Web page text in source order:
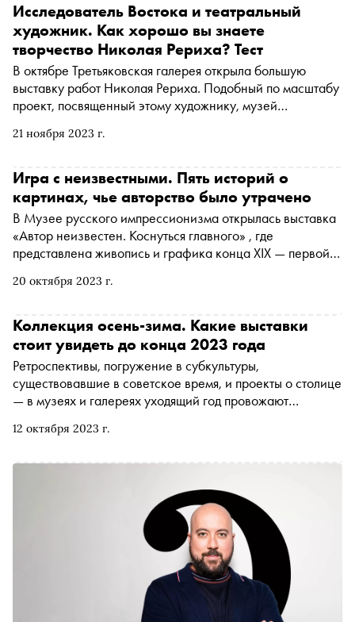
21 ноября 2023 г.
Исследователь Востока и театральный
художник. Как хорошо вы знаете
творчество Николая Рериха? Тест
В октябре Третьяковская галерея открыла большую
выставку работ Николая Рериха. Подобный по масштабу
проект, посвященный этому художнику, музей
раз включили не только художественные произведения
других работ, — но и документальные материалы.
Выставка охватывает все периоды жизни мастера.
«Сноб» собрал малоизвестные факты о наследии
великого живописца и предлагает проверить, насколько
хорошо вы знаете его творчество
20 октября 2023 г.
Игра с неизвестными. Пять историй о
картинах, чье авторство было утрачено
В Музее русского импрессионизма открылась выставка
«Автор неизвестен. Коснуться главного» , где
представлена живопись и графика конца XIX — первой
разным причинам не было установлено или открылось
самых любопытных историй из каталога выставки,
которые могли бы послужить сюжетом для детективного
фильма
12 октября 2023 г.
Коллекция осень-зима. Какие выставки
стоит увидеть до конца 2023 года
Ретроспективы, погружение в субкультуры,
существовавшие в советское время, и проекты о столице
— в музеях и галереях уходящий год провожают
проекты подготовили культурные институции на
выставках в Москве, Владимире и Санкт-Петербурге